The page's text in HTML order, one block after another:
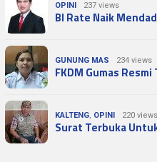
OPINI 237 views
BI Rate Naik
GUNUNG MAS 234 views
FKDM Gumas
KALTENG, OPINI 220 views
Surat Terbuka